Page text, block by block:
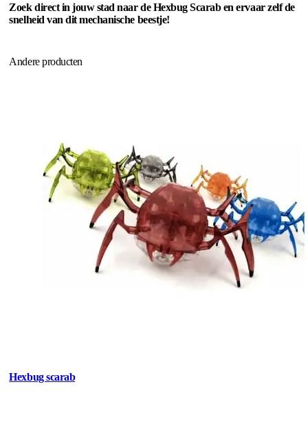
Zoek direct in jouw stad naar de Hexbug Scarab en ervaar zelf de
snelheid van dit mechanische beestje!
Andere producten
Hexbug scarab